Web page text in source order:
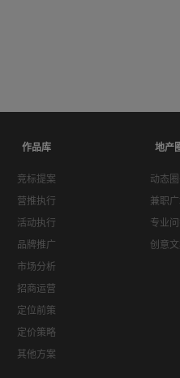
作品库
竞标提案
营推执行
活动执行
品牌推广
市场分析
招商运营
定位前策
定价策略
其他方案
地产
动态
兼职
专业
创意